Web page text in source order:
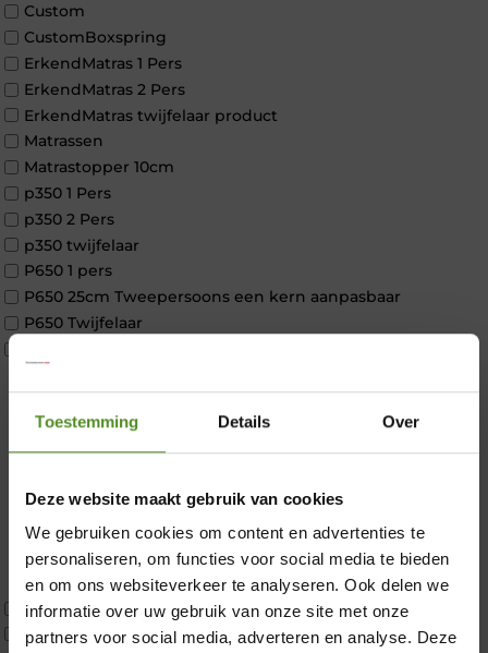
Toestemming Details Over
Deze website maakt gebruik van cookies
We gebruiken cookies om content en advertenties te
personaliseren, om functies voor social media te bieden
en om ons websiteverkeer te analyseren. Ook delen we
informatie over uw gebruik van onze site met onze
partners voor social media, adverteren en analyse. Deze
Custom
CustomBoxspring
ErkendMatras 1 Pers
ErkendMatras 2 Pers
ErkendMatras twijfelaar product
Matrassen
Matrastopper 10cm
p350 1 Pers
p350 2 Pers
p350 twijfelaar
P650 1 pers
P650 25cm Tweepersoons een kern aanpasbaar
P650 Twijfelaar
2 personen
2 personen split
Materiaal
Koudschuim
Latex
Traagschuim
Tweepersoons 1 kern
Tweepersoons 1 kern product
×